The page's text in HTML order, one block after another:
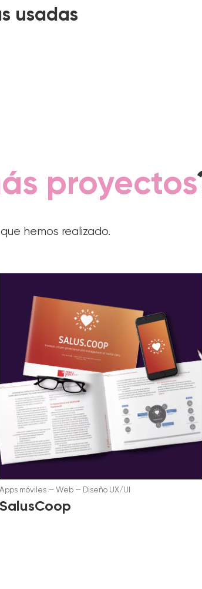
usadas
proyectos
hemos realizado.
Apps móviles —Web — Diseño UX/UI
SalusCoop